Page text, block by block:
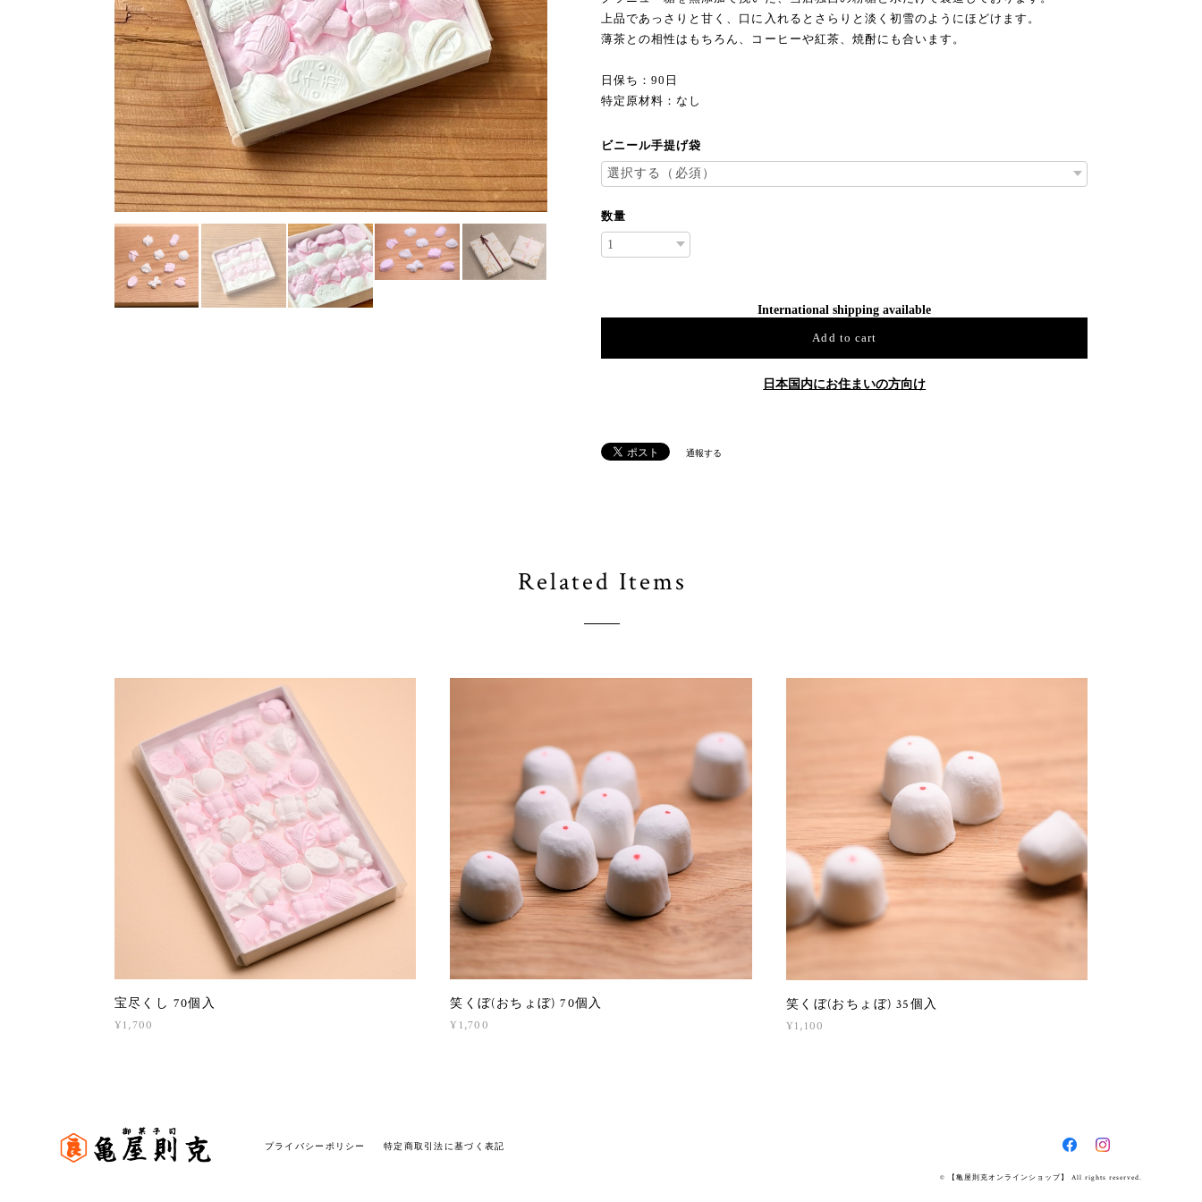
上品であっさりと甘く、口に入れるとさらりと淡く初雪のようにほどけます。
薄茶との相性はもちろん、コーヒーや紅茶、焼酎にも合います。
日保ち：90日
特定原材料：なし
ビニール手提げ袋
数量
International shipping available
Add to cart
日本国内にお住まいの方向け
通報する
Related Items
宝尽くし 70個入
¥1,700
笑くぼ(おちょぼ) 70個入
¥1,700
笑くぼ(おちょぼ) 35個入
¥1,100
プライバシーポリシー 特定商取引法に基づく表記
© 【亀屋則克オンラインショップ】 All rights reserved.